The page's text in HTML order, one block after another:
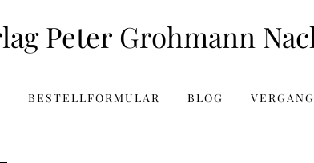
Peter Grohmann
BESTELLFORMULAR BLOG